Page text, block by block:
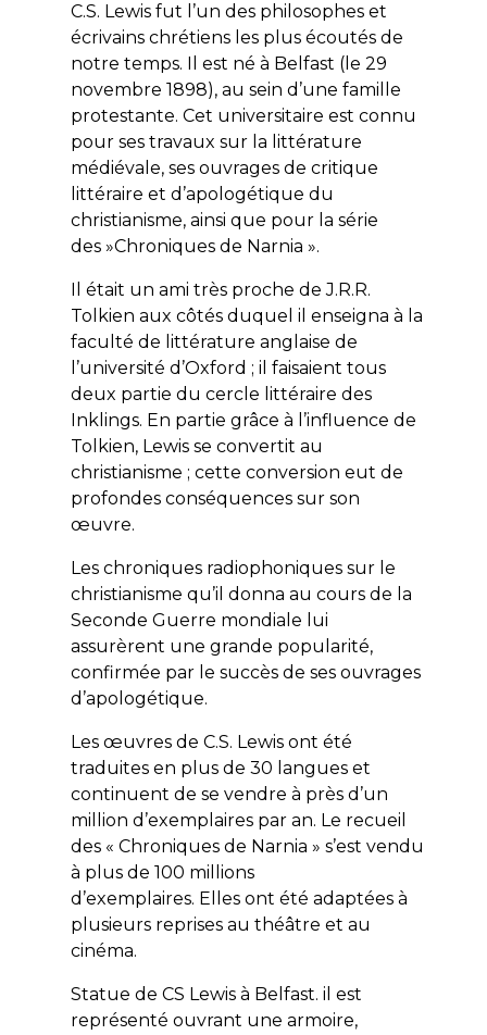
C.S. Lewis fut l’un des philosophes et
écrivains chrétiens les plus écoutés de
notre temps. Il est né à Belfast (le 29
novembre 1898), au sein d’une famille
protestante. Cet universitaire est connu
pour ses travaux sur la littérature
médiévale, ses ouvrages de critique
littéraire et d’apologétique du
christianisme, ainsi que pour la série
des »Chroniques de Narnia ».
Il était un ami très proche de J.R.R.
Tolkien aux côtés duquel il enseigna à la
faculté de littérature anglaise de
l’université d’Oxford ; il faisaient tous
deux partie du cercle littéraire des
Inklings. En partie grâce à l’influence de
Tolkien, Lewis se convertit au
christianisme ; cette conversion eut de
profondes conséquences sur son
œuvre.
Les chroniques radiophoniques sur le
christianisme qu’il donna au cours de la
Seconde Guerre mondiale lui
assurèrent une grande popularité,
confirmée par le succès de ses ouvrages
d’apologétique.
Les œuvres de C.S. Lewis ont été
traduites en plus de 30 langues et
continuent de se vendre à près d’un
million d’exemplaires par an. Le recueil
des « Chroniques de Narnia » s’est vendu
à plus de 100 millions
d’exemplaires. Elles ont été adaptées à
plusieurs reprises au théâtre et au
cinéma.
Statue de CS Lewis à Belfast. il est
représenté ouvrant une armoire,